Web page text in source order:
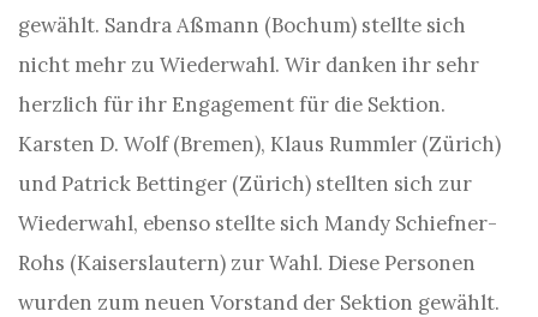
gewählt. Sandra Aßmann (Bochum) stellte sich
nicht mehr zu Wiederwahl. Wir danken ihr sehr
herzlich für ihr Engagement für die Sektion.
Karsten D. Wolf (Bremen), Klaus Rummler (Zürich)
und Patrick Bettinger (Zürich) stellten sich zur
Wiederwahl, ebenso stellte sich Mandy Schiefner-
Rohs (Kaiserslautern) zur Wahl. Diese Personen
wurden zum neuen Vorstand der Sektion gewählt.